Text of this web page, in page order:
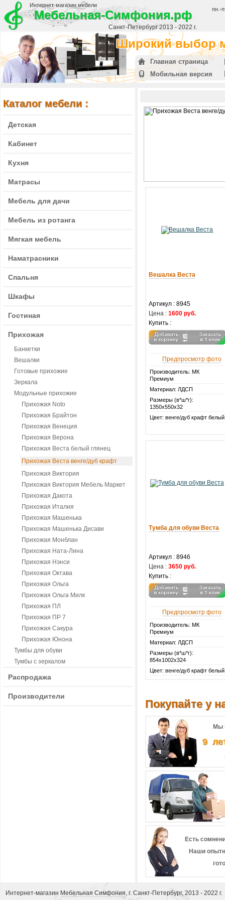
Интернет-магазин мебели
Мебельная-Симфония.рф
Санкт-Петербург 2013 - 2022 г.
пн.-
Широкий выбор
Главная страница
Мобильная версия
Каталог мебели :
Детская
Кабинет
Кухня
Матрасы
Мебель для дачи
Мебель из ротанга
Мягкая мебель
Наматрасники
Спальня
Шкафы
Гостиная
Прихожая
Банкетки
Вешалки
Готовые прихожие
Зеркала
Модульные прихожие
Прихожая Noto
Прихожая Брайтон
Прихожая Венеция
Прихожая Верона
Прихожая Веста белый глянец
Прихожая Веста венге/дуб крафт
Прихожая Виктория
Прихожая Виктория Мебель Маркет
Прихожая Дакота
Прихожая Италия
Прихожая Машенька
Прихожая Машенька Дисави
Прихожая Монблан
Прихожая Ната-Лина
Прихожая Нэнси
Прихожая Октава
Прихожая Ольга
Прихожая Ольга Милк
Прихожая ПЛ
Прихожая ПР 7
Прихожая Сакура
Прихожая Юнона
Тумбы для обуви
Тумбы с зеркалом
Распродажа
Производители
Вешалка Веста
Артикул : 8945
Цена : 1600 руб.
Купить :
Предпросмотр фото
Производитель: МК
Премиум
Материал: ЛДСП
Размеры (в*ш*г):
1350х550х32
Цвет: венге/дуб крафт белый
Тумба для обуви Веста
Артикул : 8946
Цена : 3650 руб.
Купить :
Предпросмотр фото
Производитель: МК
Премиум
Материал: ЛДСП
Размеры (в*ш*г):
854х1002х324
Цвет: венге/дуб крафт белый
Покупайте у
Мы
9
Есть
Наши
Интернет-магазин Мебельная Симфония, г. Санкт-Петербург, 2013 - 2022 г.